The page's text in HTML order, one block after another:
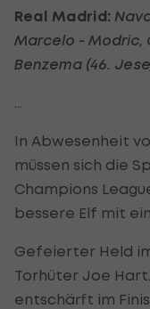
Real Madrid:
Marcelo - Modric,
Benzema (46.
In Abwesenheit
müssen sich die
Champions
bessere Elf mit
Gefeierter Held
Torhüter Joe
entschärft im